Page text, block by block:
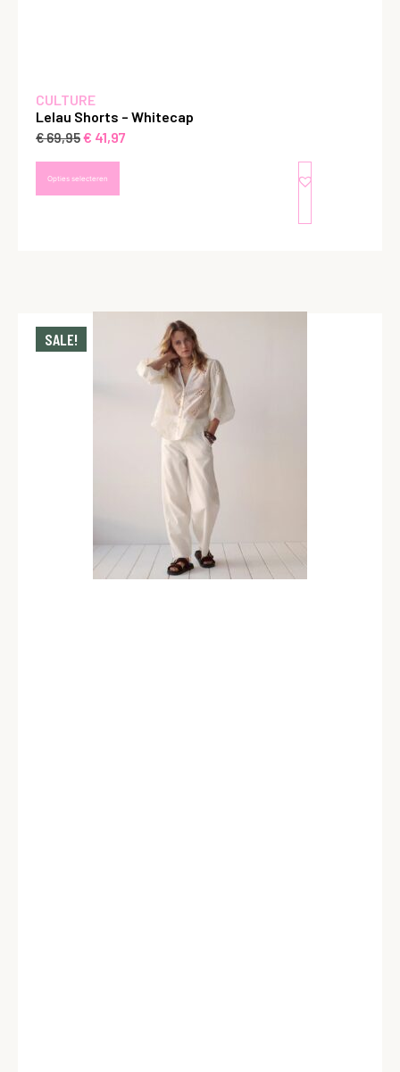
CULTURE
Lelau Shorts – Whitecap
€69,95€ 41,97
Opties selecteren
SALE!